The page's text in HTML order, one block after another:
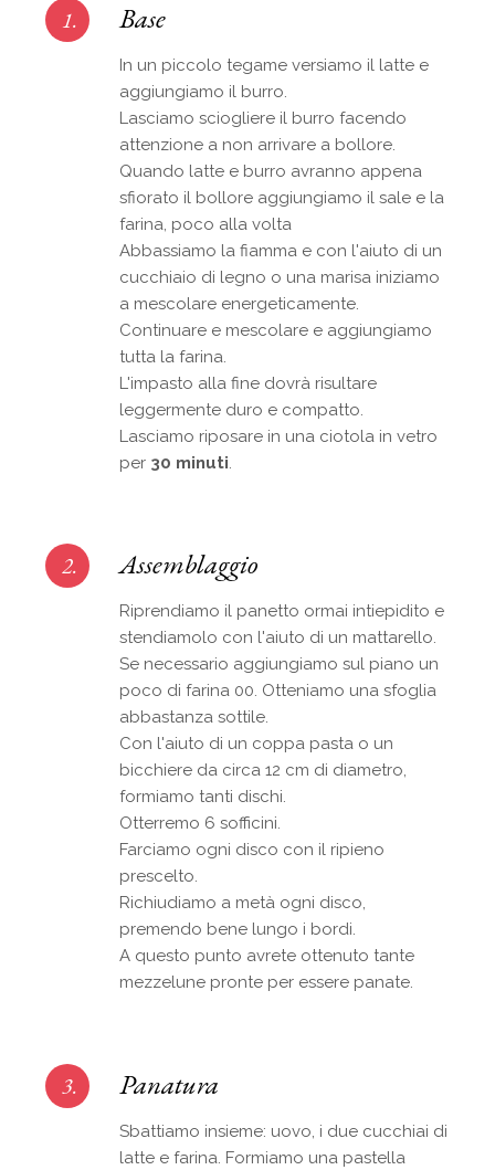
1. Base
In un piccolo tegame versiamo il latte e
aggiungiamo il burro.
Lasciamo sciogliere il burro facendo
attenzione a non arrivare a bollore.
Quando latte e burro avranno appena
sfiorato il bollore aggiungiamo il sale e la
farina, poco alla volta
Abbassiamo la fiamma e con l'aiuto di un
cucchiaio di legno o una marisa iniziamo
a mescolare energeticamente.
Continuare e mescolare e aggiungiamo
tutta la farina.
L'impasto alla fine dovrà risultare
leggermente duro e compatto.
Lasciamo riposare in una ciotola in vetro
per 30 minuti.
2. Assemblaggio
Riprendiamo il panetto ormai intiepidito e
stendiamolo con l'aiuto di un mattarello.
Se necessario aggiungiamo sul piano un
poco di farina 00. Otteniamo una sfoglia
abbastanza sottile.
Con l'aiuto di un coppa pasta o un
bicchiere da circa 12 cm di diametro,
formiamo tanti dischi.
Otterremo 6 sofficini.
Farciamo ogni disco con il ripieno
prescelto.
Richiudiamo a metà ogni disco,
premendo bene lungo i bordi.
A questo punto avrete ottenuto tante
mezzelune pronte per essere panate.
3. Panatura
Sbattiamo insieme: uovo, i due cucchiai di
latte e farina. Formiamo una pastella